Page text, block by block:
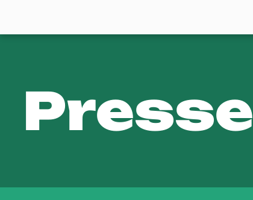
Presse